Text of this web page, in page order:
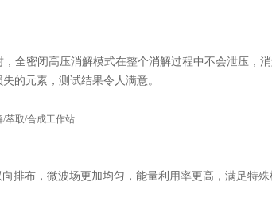
全密闭高压消解模式在整个消解过程中不会泄压，
的元素，测试结果令人满意。
排布，微波场更加均匀，能量利用率更高，满足特殊